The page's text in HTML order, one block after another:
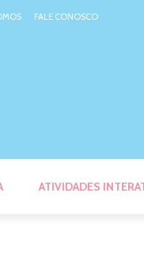
FALE CONOSCO
ATIVIDADES